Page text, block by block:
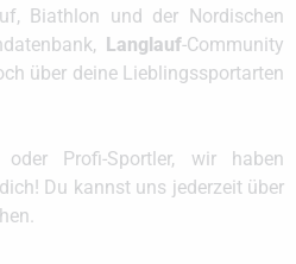
Biathlon und der Nordischen
Langlauf-Community
über deine Lieblingssportarten
oder Profi-Sportler, wir haben
Du kannst uns jederzeit über